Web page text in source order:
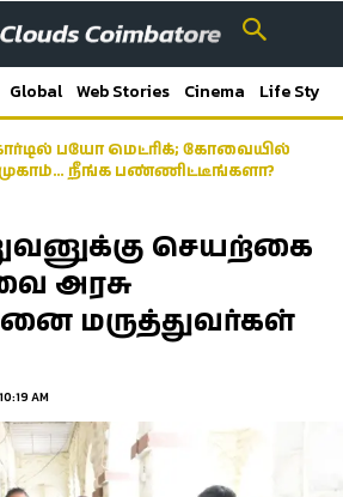
Global Web Stories Cinema Life Style
பயோ மெட்ரிக்; கோவையில்
முகாம்… நீங்க பண்ணிட்டீங்களா?
செயற்கை
அரசு
மருத்துவர்கள்
AM